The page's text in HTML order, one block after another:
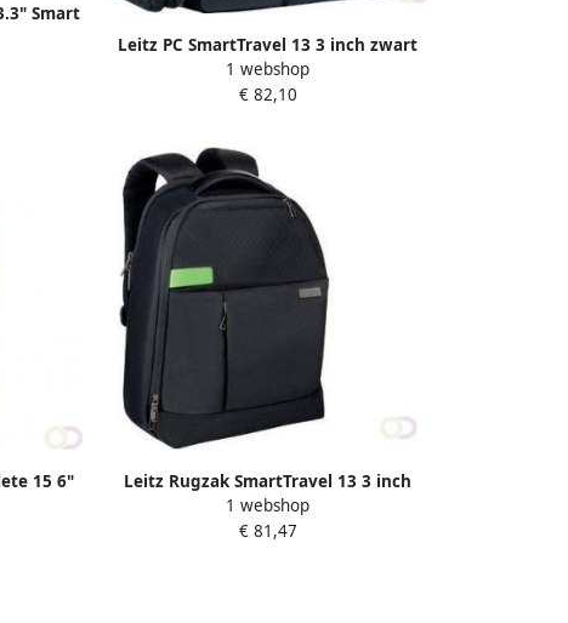
Smart
Leitz PC SmartTravel 13 3 inch zwart
1 webshop
€ 82,10
15 6"
Leitz Rugzak SmartTravel 13 3 inch
zwart
1 webshop
€ 81,47